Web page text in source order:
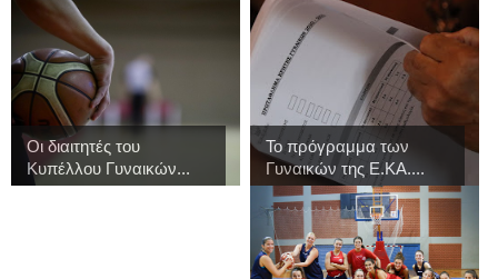
Οι διαιτητές του
Κυπέλλου Γυναικών...
Το πρόγραμμα των
Γυναικών της Ε.ΚΑ....